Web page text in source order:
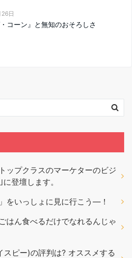
日
・コーン』と無知のおそろしさ
ップクラスのマーケターのビジ
登壇します。
をいっしょに見に行こう―！
はん食べるだけでなれるんじゃ
スピー)の評判は? オススメする